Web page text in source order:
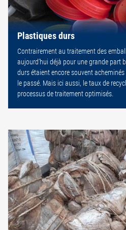
Plastiques durs
Contrairement au traitement des
aujourd’hui déjà pour une grande part
durs étaient encore souvent
le passé. Mais ici aussi, le taux de
processus de traitement optimisés.